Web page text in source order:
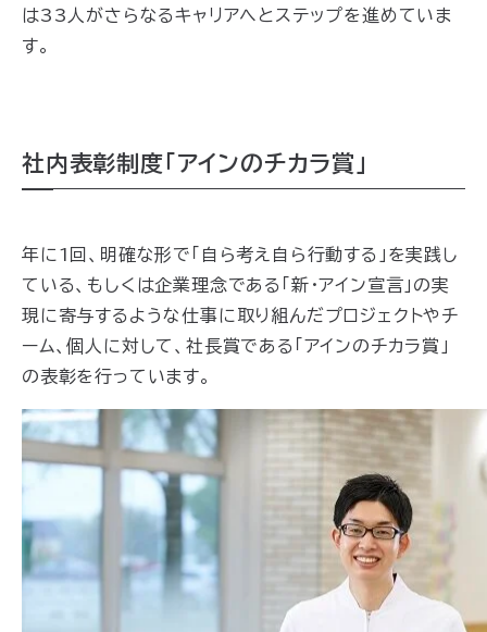
は33人がさらなるキャリアへとステップを進めていま
す。
社内表彰制度「アインのチカラ賞」
年に1回、明確な形で「自ら考え自ら行動する」を実践し
ている、もしくは企業理念である「新・アイン宣言」の実
現に寄与するような仕事に取り組んだプロジェクトやチ
ーム、個人に対して、社長賞である「アインのチカラ賞」
の表彰を行っています。